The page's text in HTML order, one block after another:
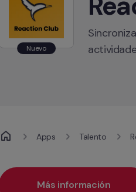
Nuevo
Apps Talento
Más información